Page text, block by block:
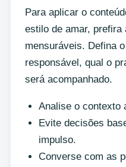
Para aplicar o
estilo de amar, prefira
mensuráveis. Defina
responsável, qual o
será acompanhado.
Analise o contexto
Evite decisões
impulso.
Converse com as